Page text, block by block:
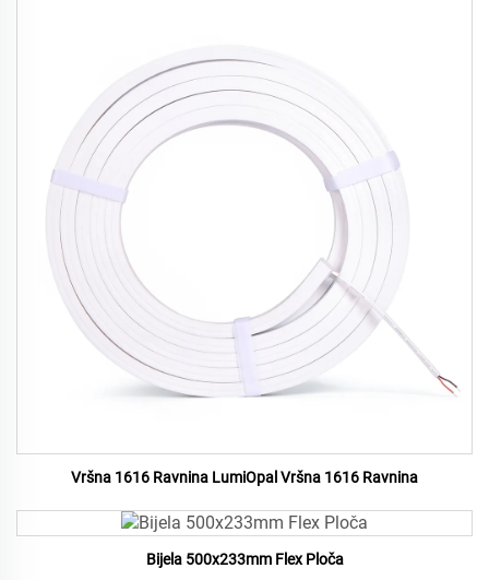
Vršna 1616 Ravnina LumiOpal Vršna 1616 Ravnina
Bijela 500x233mm Flex Ploča